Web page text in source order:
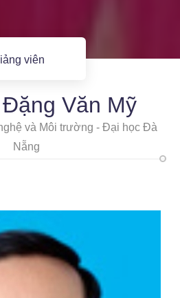
viên
Văn Mỹ
và Môi trường - Đại học Đà
Nẵng